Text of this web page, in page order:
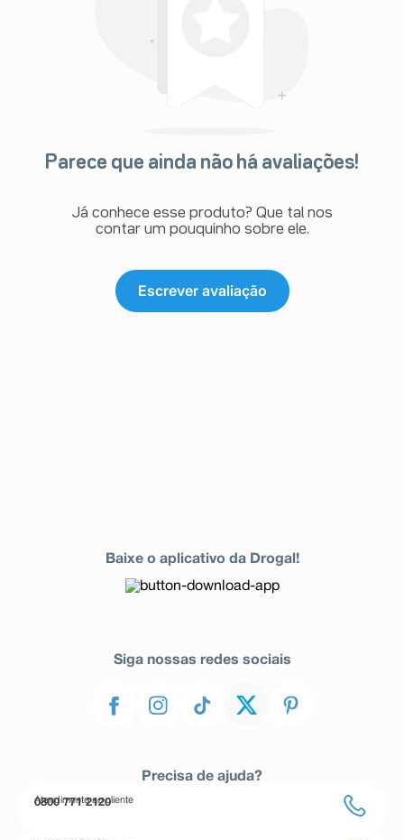
Parece que ainda não há avaliações!
Já conhece esse produto? Que tal nos
contar um pouquinho sobre ele.
Escrever avaliação
Baixe o aplicativo da Drogal!
Siga nossas redes sociais
Precisa de ajuda?
Atendimento ao cliente
0800 771 2120